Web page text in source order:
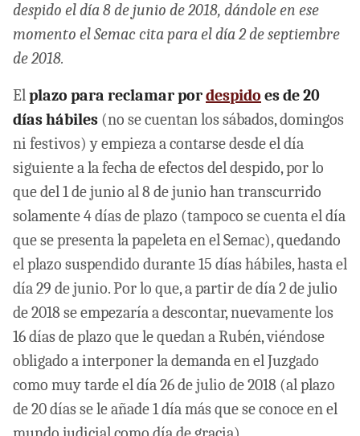
despido el día 8 de junio de 2018, dándole en ese
momento el Semac cita para el día 2 de septiembre
de 2018.
Elplazo para reclamar pordespido es de 20
días hábiles (no se cuentan los sábados, domingos
ni festivos) y empieza a contarse desde el día
siguiente a la fecha de efectos del despido, por lo
que del 1 de junio al 8 de junio han transcurrido
solamente 4 días de plazo (tampoco se cuenta el día
que se presenta la papeleta en el Semac), quedando
el plazo suspendido durante 15 días hábiles, hasta el
día 29 de junio. Por lo que, a partir de día 2 de julio
de 2018 se empezaría a descontar, nuevamente los
16 días de plazo que le quedan a Rubén, viéndose
obligado a interponer la demanda en el Juzgado
como muy tarde el día 26 de julio de 2018 (al plazo
de 20 días se le añade 1 día más que se conoce en el